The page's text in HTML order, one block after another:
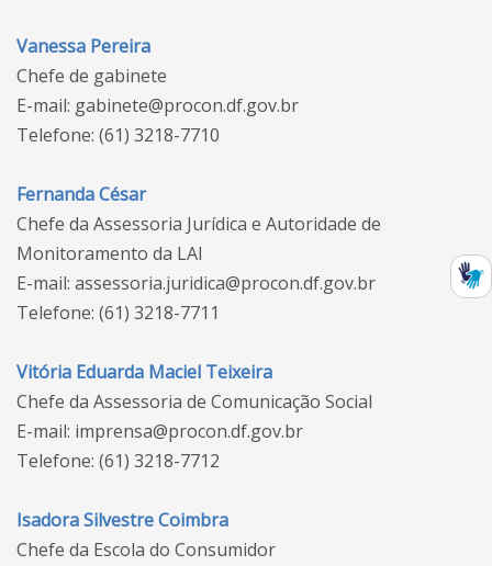
Vanessa Pereira
Chefe de gabinete
E-mail: gabinete@procon.df.gov.br
Telefone: (61) 3218-7710
Fernanda César
Chefe da Assessoria Jurídica e Autoridade de
Monitoramento da LAI
E-mail: assessoria.juridica@procon.df.gov.br
Telefone: (61) 3218-7711
Vitória Eduarda Maciel Teixeira
Chefe da Assessoria de Comunicação Social
E-mail: imprensa@procon.df.gov.br
Telefone: (61) 3218-7712
Isadora Silvestre Coimbra
Chefe da Escola do Consumidor